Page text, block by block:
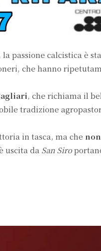
la passione calcistica è
che hanno
, che richiama il
tradizione
in tasca, ma che
uscita da San Siro